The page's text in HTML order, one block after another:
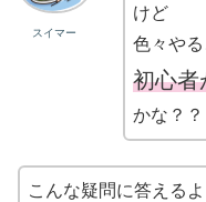
スイマー
けど
色々や
初心者
かな？？
こんな疑問に答えるよ